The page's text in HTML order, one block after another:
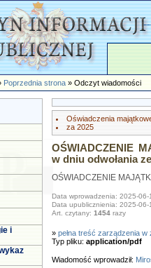
Poprzednia strona» Odczyt wiadomości
i
Oświadczenia
za 2025
OŚWIADCZENIE
w dniu odwołania
OŚWIADCZENIE
Data wprowadzenia: 2025-06-
Data upublicznienia: 2025-06-
Art. czytany: 1454razy
» pełna treść zarządzenia w
Typ pliku: application/pdf
Wiadomość wprowadził: